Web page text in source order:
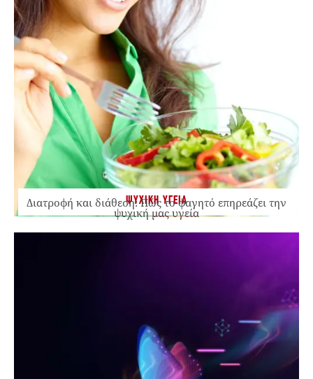
ΨΥΧΙΚΗ ΥΓΕΙΑ
Διατροφή και διάθεση: Πώς το φαγητό επηρεάζει την
ψυχική μας υγεία